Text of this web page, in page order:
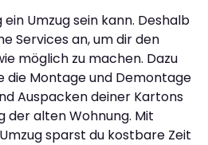
Umzug sein kann. Deshalb
Services an, um dir den
möglich zu machen. Dazu
die Montage und Demontage
Auspacken deiner Kartons
der alten Wohnung. Mit
sparst du kostbare Zeit